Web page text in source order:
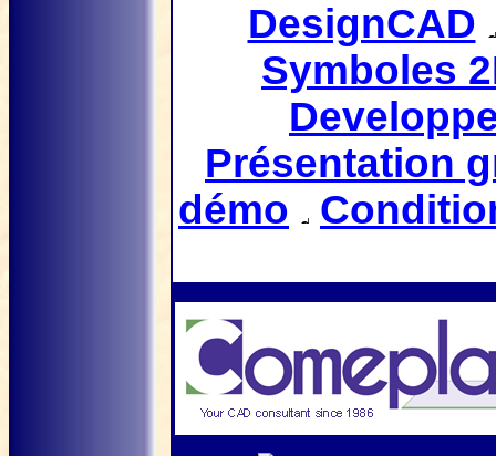
DesignCAD
Symboles
Présentation
démo